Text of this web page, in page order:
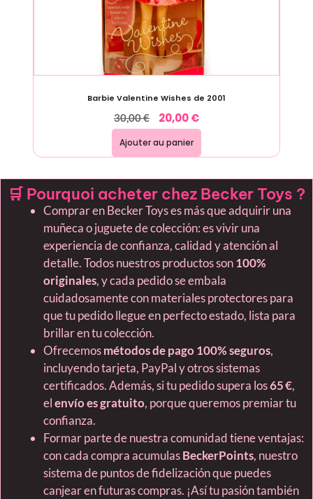
Barbie Valentine Wishes de 2001
30,00€ 20,00€
Ajouter au panier
🛒 Pourquoi acheter chez Becker Toys ?
Comprar en Becker Toys es más que adquirir una
muñeca o juguete de colección: es vivir una
experiencia de confianza, calidad y atención al
detalle. Todos nuestros productos son100%
originales, y cada pedido se embala
cuidadosamente con materiales protectores para
que tu pedido llegue en perfecto estado, lista para
brillar en tu colección.
Ofrecemosmétodos de pago 100% seguros,
incluyendo tarjeta, PayPal y otros sistemas
certificados. Además, si tu pedido supera los65 €,
elenvío es gratuito, porque queremos premiar tu
confianza.
Formar parte de nuestra comunidad tiene ventajas:
con cada compra acumulasBeckerPoints, nuestro
sistema de puntos de fidelización que puedes
canjear en futuras compras. ¡Así tu pasión también